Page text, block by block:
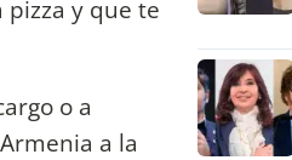
y que te
o a
a la